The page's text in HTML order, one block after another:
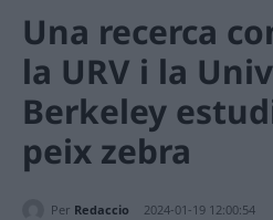
Una recerca
la URV i la
Berkeley
peix zebra
Per Redaccio 2024-01-19 12:00:54